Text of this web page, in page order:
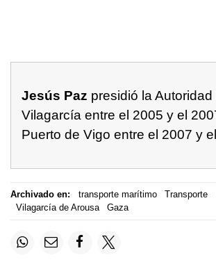
Jesús Paz presidió la
Vilagarcía entre el 2005 y el
Puerto de Vigo entre el 2007 y
Archivado en: transporte marítimo Transporte
Vilagarcía de Arousa
Gaza